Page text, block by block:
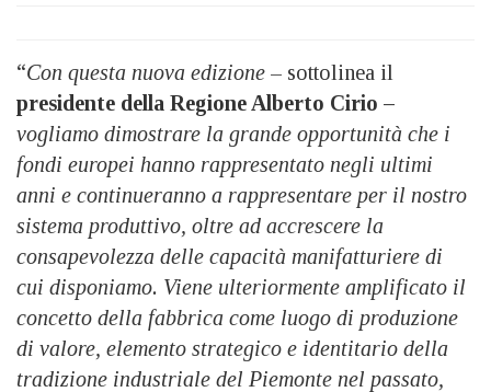
“Con questa nuova edizione – sottolinea il
presidente della Regione Alberto Cirio –
vogliamo dimostrare la grande opportunità che i
fondi europei hanno rappresentato negli ultimi
anni e continueranno a rappresentare per il nostro
sistema produttivo, oltre ad accrescere la
consapevolezza delle capacità manifatturiere di
cui disponiamo. Viene ulteriormente amplificato il
concetto della fabbrica come luogo di produzione
di valore, elemento strategico e identitario della
tradizione industriale del Piemonte nel passato,